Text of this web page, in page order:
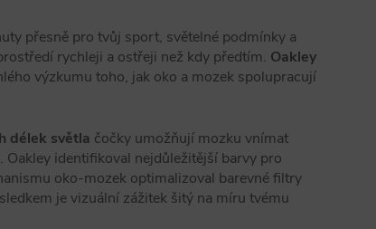
přesně pro tvůj sport, světelné podmínky a
rychleji a ostřeji než kdy předtím. Oakley
výzkumu toho, jak oko a mozek spolupracují
délek světla čočky umožňují mozku vnímat
identifikoval nejdůležitější barvy pro
oko-mozek optimalizoval barevné filtry
je vizuální zážitek šitý na míru tvému